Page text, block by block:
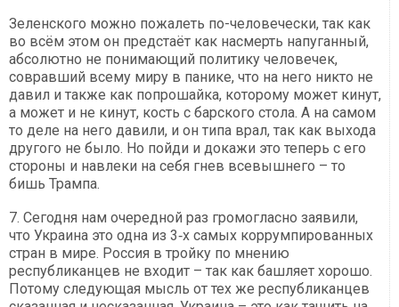
Зеленского можно пожалеть по-человечески, так как
во всём этом он предстаёт как насмерть напуганный,
абсолютно не понимающий политику человечек,
совравший всему миру в панике, что на него никто не
давил и также как попрошайка, которому может кинут,
а может и не кинут, кость с барского стола. А на самом
то деле на него давили, и он типа врал, так как выхода
другого не было. Но пойди и докажи это теперь с его
стороны и навлеки на себя гнев всевышнего – то
бишь Трампа.
7. Сегодня нам очередной раз громогласно заявили,
что Украина это одна из 3‑х самых коррумпированных
стран в мире. Россия в тройку по мнению
республиканцев не входит – так как башляет хорошо.
Потому следующая мысль от тех же республиканцев